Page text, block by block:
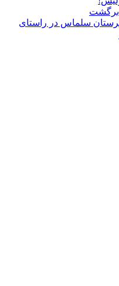
برگشت
سلماس در راستای